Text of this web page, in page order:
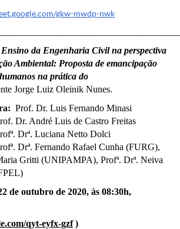
gkw-mwdp-nwk
da Engenharia Civil na perspectiva
Ambiental: Proposta de emancipação
na prática do
Jorge Luiz Oleinik Nunes.
Prof. Dr. Luis Fernando Minasi
Dr. André Luis de Castro Freitas
Drª. Luciana Netto Dolci
Drª. Fernando Rafael Cunha (FURG),
Gritti (UNIPAMPA), Profª. Drª. Neiva
de outubro de 2020, às 08:30h,
qyt-eyfx-gzf)